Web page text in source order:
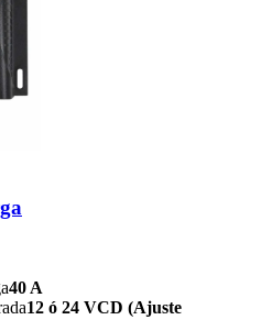
40 A
12 ó 24 VCD (Ajuste